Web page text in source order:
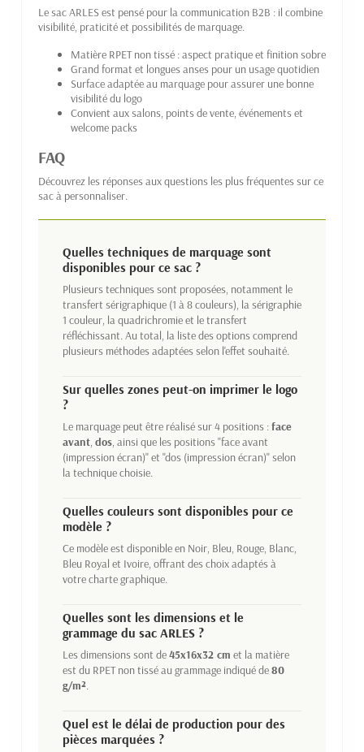
Le sac ARLES est pensé pour la communication B2B : il combine
visibilité, praticité et possibilités de marquage.
Matière RPET non tissé : aspect pratique et finition sobre
Grand format et longues anses pour un usage quotidien
Surface adaptée au marquage pour assurer une bonne
visibilité du logo
Convient aux salons, points de vente, événements et
welcome packs
FAQ
Découvrez les réponses aux questions les plus fréquentes sur ce
sac à personnaliser.
Quelles techniques de marquage sont
disponibles pour ce sac ?
Plusieurs techniques sont proposées, notamment le
transfert sérigraphique (1 à 8 couleurs), la sérigraphie
1 couleur, la quadrichromie et le transfert
réfléchissant. Au total, la liste des options comprend
plusieurs méthodes adaptées selon l'effet souhaité.
Sur quelles zones peut-on imprimer le logo
?
Le marquage peut être réalisé sur 4 positions :face
avant, dos, ainsi que les positions "face avant
(impression écran)" et "dos (impression écran)" selon
la technique choisie.
Quelles couleurs sont disponibles pour ce
modèle ?
Ce modèle est disponible en Noir, Bleu, Rouge, Blanc,
Bleu Royal et Ivoire, offrant des choix adaptés à
votre charte graphique.
Quelles sont les dimensions et le
grammage du sac ARLES ?
Les dimensions sont de45x16x32 cm et la matière
est du RPET non tissé au grammage indiqué de80
g/m².
Quel est le délai de production pour des
pièces marquées ?